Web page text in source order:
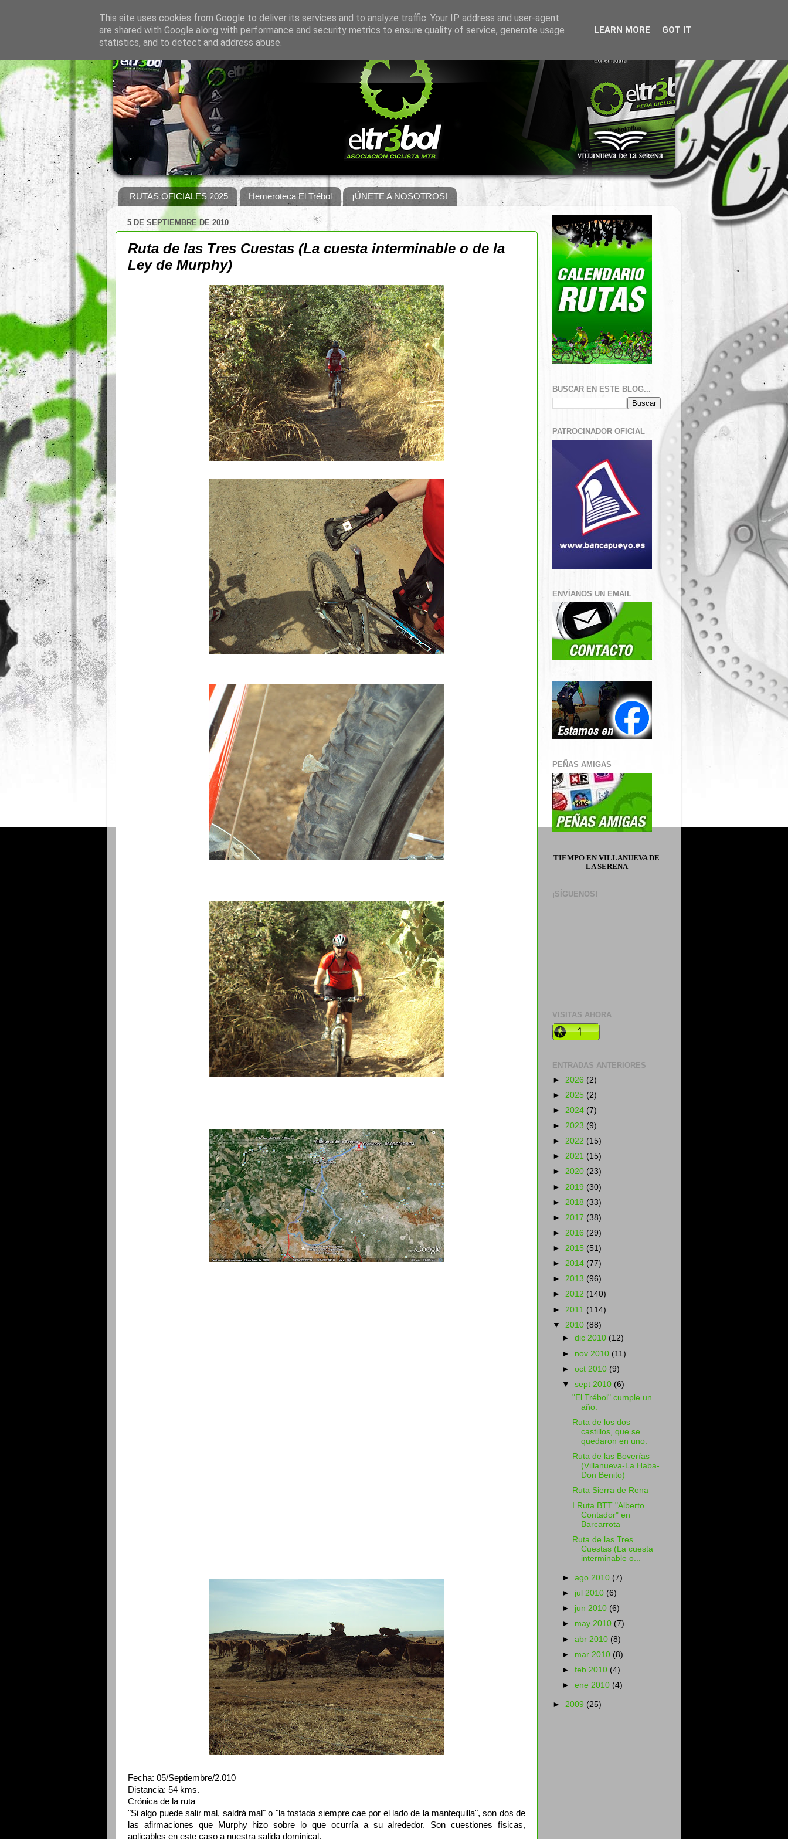
RUTAS OFICIALES 2025 Hemeroteca El Trébol ¡ÚNETE A NOSOTROS!
5 DE SEPTIEMBRE DE 2010
Ruta de las Tres Cuestas (La cuesta interminable o de la
Ley de Murphy)
Fecha: 05/Septiembre/2.010
Distancia: 54 kms.
Crónica de la ruta
"Si algo puede salir mal, saldrá mal" o "la tostada siempre cae por el lado de la mantequilla", son dos de
las afirmaciones que Murphy hizo sobre lo que ocurría a su alrededor. Son cuestiones físicas,
aplicables en este caso a nuestra salida dominical.
BUSCAR EN ESTE BLOG...
PATROCINADOR OFICIAL
ENVÍANOS UN EMAIL
PEÑAS AMIGAS
TIEMPO EN VILLANUEVA DE
LA SERENA
¡SÍGUENOS!
VISITAS AHORA
ENTRADAS ANTERIORES
► 2026 (2)
► 2025 (2)
► 2024 (7)
► 2023 (9)
► 2022 (15)
► 2021 (15)
► 2020 (23)
► 2019 (30)
► 2018 (33)
► 2017 (38)
► 2016 (29)
► 2015 (51)
► 2014 (77)
► 2013 (96)
► 2012 (140)
► 2011 (114)
▼ 2010 (88)
►dic 2010 (12)
► nov 2010 (11)
►oct 2010 (9)
▼sept 2010 (6)
"El Trébol" cumple un
año.
Ruta de los dos
castillos, que se
quedaron en uno.
Ruta de las Boverías
(Villanueva-La Haba-
Don Benito)
Ruta Sierra de Rena
I Ruta BTT "Alberto
Contador" en
Barcarrota
Ruta de las Tres
Cuestas (La cuesta
interminable o...
►ago 2010 (7)
► jul 2010 (6)
► jun 2010 (6)
► may 2010 (7)
►abr 2010 (8)
► mar 2010 (8)
►feb 2010 (4)
►ene 2010 (4)
► 2009 (25)
This site uses cookies from Google to deliver its services and to analyze traffic. Your IP address and user-agent
are shared with Google along with performance and security metrics to ensure quality of service, generate usage
statistics, and to detect and address abuse.
LEARN MORE GOT IT